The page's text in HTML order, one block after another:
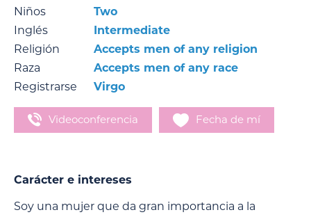
Niños
Two
Inglés
Intermediate
Religión
Accepts men of any religion
Raza
Accepts men of any race
Registrarse
Virgo
Videoconferencia Fecha de mí
Carácter e intereses
Soy una mujer que da gran importancia a la